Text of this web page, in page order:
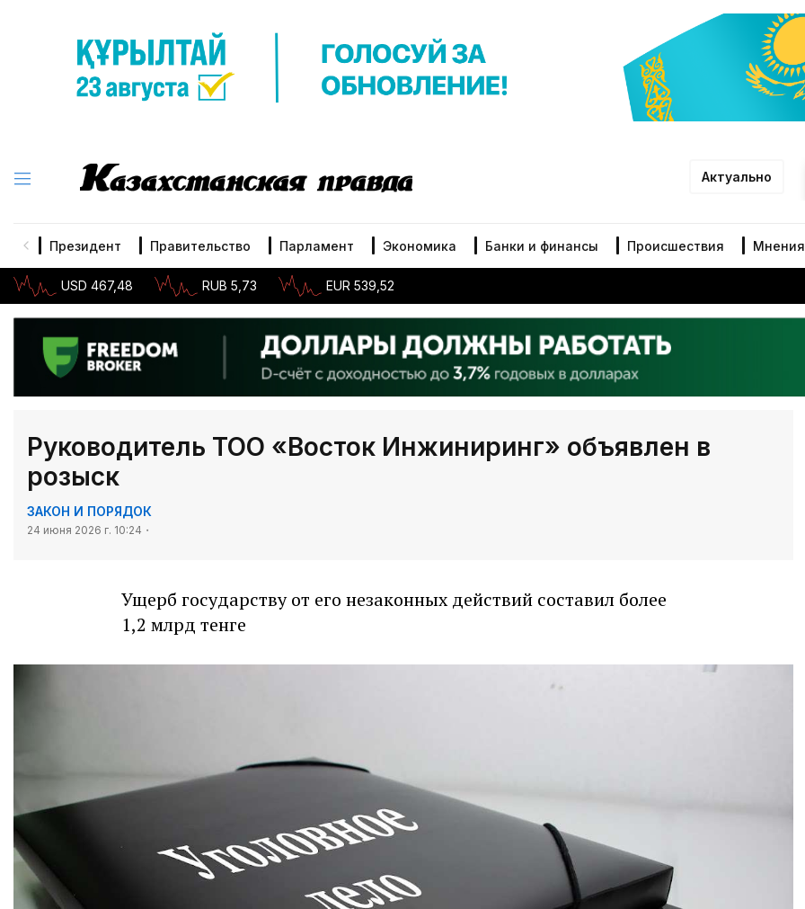
Актуально
Президент Правительство Парламент Экономика Банки и финансы Происшествия Мнения
USD 467,48 RUB 5,73 EUR 539,52
Руководитель ТОО «Восток Инжиниринг» объявлен в
розыск
ЗАКОН И ПОРЯДОК
24 июня 2026 г. 10:24
Ущерб государству от его незаконных действий составил более
1,2 млрд тенге